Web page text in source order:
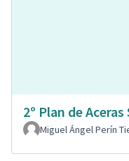
2º Plan de
Miguel Ángel Perín